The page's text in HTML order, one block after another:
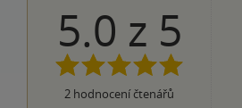
5.0 z 5
2 hodnocení čtenářů